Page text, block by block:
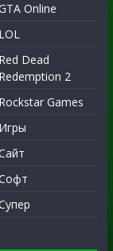
Online
LOL
Red Dead
Redemption 2
Rockstar Games
Игры